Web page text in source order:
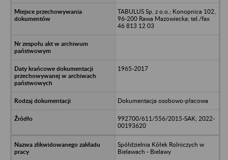
TABULUS Sp. z o.o.; Konopnica 102,
96-200 Rawa Mazowiecka; tel./fax
46 813 12 03
1965-2017
Dokumentacja osobowo-płacowa
992700/611/556/2015-SAK; 2022-
00193620
Spółdzielnia Kółek Rolniczych w
Bielawach - Bielawy